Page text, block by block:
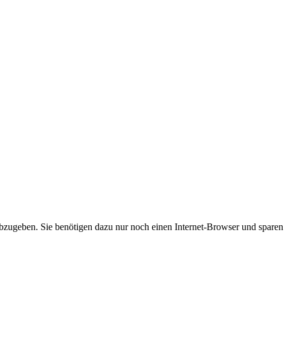
Sie benötigen dazu nur noch einen Internet-Browser und sparen